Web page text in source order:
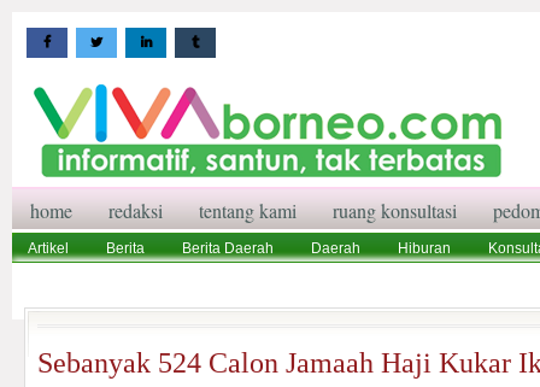
home redaksi tentang kami ruang konsultasi
Artikel Berita Berita Daerah Daerah Hiburan
Sebanyak 524 Calon Jamaah Haji Kukar